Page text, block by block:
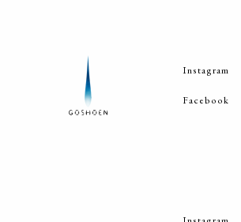
Instagram
Facebook